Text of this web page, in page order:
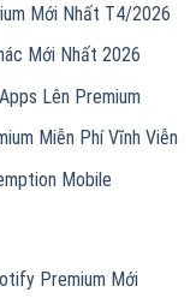
Mới Nhất T4/2026
Mới Nhất 2026
Lên Premium
Miễn Phí Vĩnh Viễn
Mobile
Premium Mới